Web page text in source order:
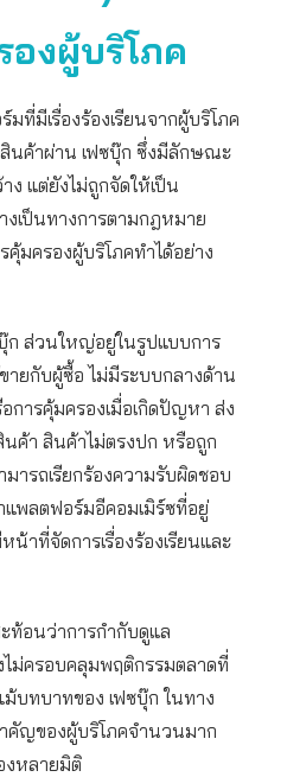
องผู้บริโภค
ที่มีเรื่องร้องเรียนจากผู้บริโภค
นค้าผ่าน เฟซบุ๊ก ซึ่งมีลักษณะ
ง แต่ยังไม่ถูกจัดให้เป็น
เป็นทางการตามกฎหมาย
มครองผู้บริโภคทำได้อย่าง
ก ส่วนใหญ่อยู่ในรูปแบบการ
ายกับผู้ซื้อ ไม่มีระบบกลางด้าน
การคุ้มครองเมื่อเกิดปัญหา ส่ง
นค้า สินค้าไม่ตรงปก หรือถูก
ารถเรียกร้องความรับผิดชอบ
แพลตฟอร์มอีคอมเมิร์ซที่อยู่
าที่จัดการเรื่องร้องเรียนและ
ท้อนว่าการกำกับดูแล
ม่ครอบคลุมพฤติกรรมตลาดที่
ม้บทบาทของ เฟซบุ๊ก ในทาง
คัญของผู้บริโภคจำนวนมาก
งหลายมิติ